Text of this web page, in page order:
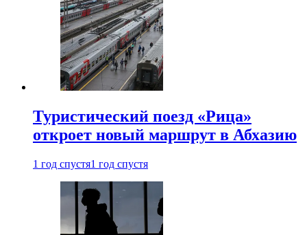
Туристический поезд «Рица»
откроет новый маршрут в Абхазию
1 год спустя1 год спустя